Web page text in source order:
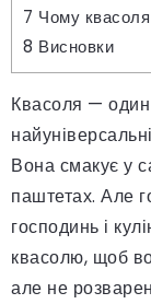
7 Чому
8 Висновки
Квасоля — один
Вона смакує у
паштетах. Але
господинь і
квасолю, щоб
але не